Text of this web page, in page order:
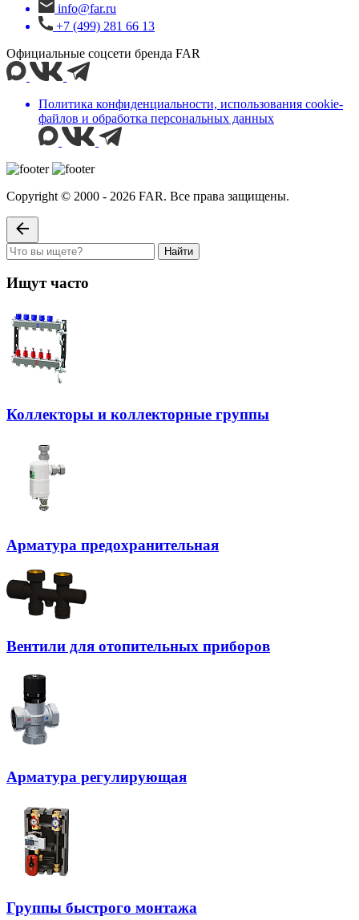
info@far.ru
+7 (499) 281 66 13
Официальные соцсети бренда FAR
Политика конфиденциальности, использования сookie-
файлов и обработка персональных данных
Copyright © 2000 - 2026 FAR. Все права защищены.
Найти
Ищут часто
Коллекторы и коллекторные группы
Арматура предохранительная
Вентили для отопительных приборов
Арматура регулирующая
Группы быстрого монтажа